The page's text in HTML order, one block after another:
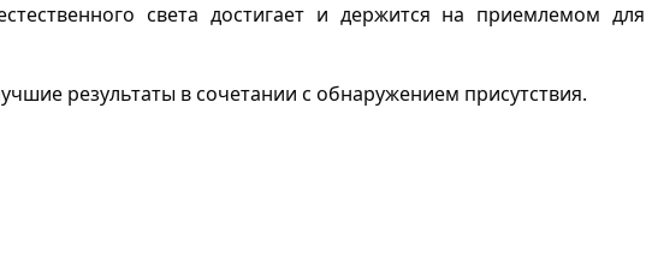
света достигает и держится на приемлемом для
результаты в сочетании с обнаружением присутствия.